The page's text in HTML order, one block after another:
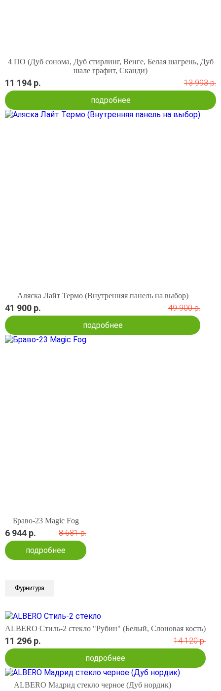
4 ПО (Дуб сонома, Дуб стирлинг, Венге, Белая шагрень, Дуб
шале графит, Сканди)
11 194 р.
13 993 р.
подробнее
Аляска Лайт Термо (Внутренняя панель на выбор)
41 900 р.
49 900 р.
подробнее
Браво-23 Magic Fog
6 944 р.
8 681 р.
подробнее
Фурнитура
ALBERO Стиль-2 стекло "Рубин" (Белый, Слоновая кость)
11 296 р.
14 120 р.
подробнее
ALBERO Мадрид стекло черное (Дуб нордик)